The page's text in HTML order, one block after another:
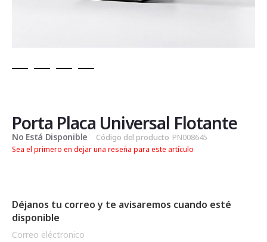
de
la
galería
de
Porta Placa Universal Flotante
No Está Disponible Código del producto PN008645
Sea el primero en dejar una reseña para este artículo
Déjanos tu correo y te avisaremos cuando esté
disponible